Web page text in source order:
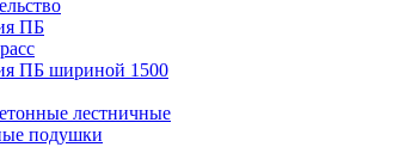
ПБ
ПБ шириной 1500
лестничные
подушки